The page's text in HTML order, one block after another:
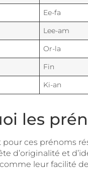
Ee-fa
Lee-am
Or-la
Fin
Ki-an
les
pour ces prénoms
d’originalité et
leur facilité